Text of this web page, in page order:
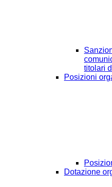
titolari
Posizioni
Dotazione